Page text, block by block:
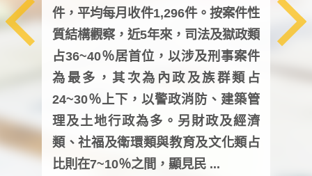
件，平均每月收件1,296件。按案件性
質結構觀察，近5年來，司法及獄政類
占36~40％居首位，以涉及刑事案件
為最多，其次為內政及族群類占
24~30％上下，以警政消防、建築管
理及土地行政為多。另財政及經濟
類、社福及衛環類與教育及文化類占
比則在7~10％之間，顯見民 ...
監
均每